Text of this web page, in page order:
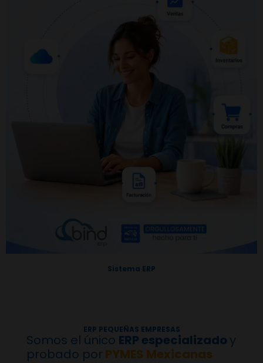
Sistema ERP
ERP PEQUEÑAS EMPRESAS
Somos el único ERP especializado y
probado por PYMES Mexicanas